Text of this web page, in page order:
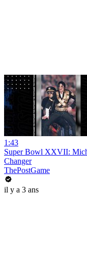
1:43
Super Bowl XXVII:
Changer
ThePostGame
il y a 3 ans